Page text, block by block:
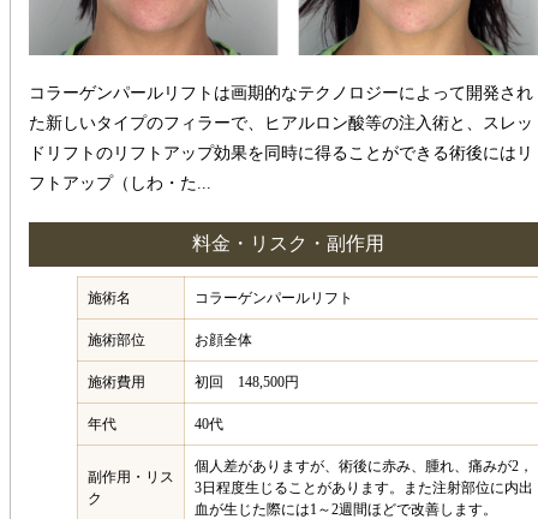
コラーゲンパールリフトは画期的なテクノロジーによって開発され
た新しいタイプのフィラーで、ヒアルロン酸等の注入術と、スレッ
ドリフトのリフトアップ効果を同時に得ることができる術後にはリ
フトアップ（しわ・た...
料金・リスク・副作用
施術名 コラーゲンパールリフト
施術部位 お顔全体
施術費用 初回 148,500円
年代 40代
副作用・リス
ク
個人差がありますが、術後に赤み、腫れ、痛みが2，
3日程度生じることがあります。また注射部位に内出
血が生じた際には1～2週間ほどで改善します。